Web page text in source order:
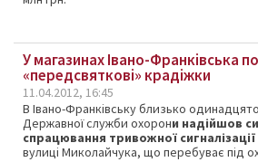
У магазинах Івано-Франківська
«передсвяткові» крадіжки
11.04.2012, 16:45
В Івано-Франківську близько
Державної служби охорони надійшов
спрацювання тривожної сигналізації
вулиці Миколайчука, що перебуває під